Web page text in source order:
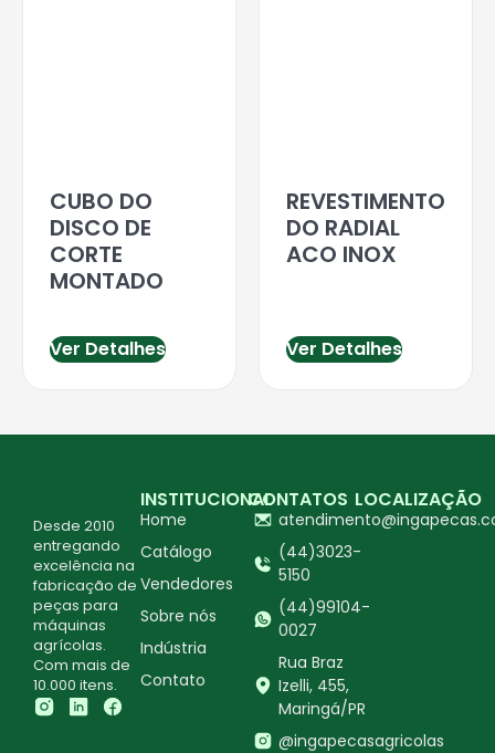
CUBO DO
DISCO DE
CORTE
MONTADO
Ver Detalhes
REVESTIMENTO
DO RADIAL
ACO INOX
Ver Detalhes
Desde 2010
entregando
excelência na
fabricação de
peças para
máquinas
agrícolas.
Com mais de
10.000 itens.
INSTITUCIONAL
Home
Catálogo
Vendedores
Sobre nós
Indústria
Contato
CONTATOS
(44)3023-
5150
(44)99104-
0027
Rua Braz
Izelli, 455,
Maringá/PR
@ingapecasagricolas
LOCALIZAÇÃO